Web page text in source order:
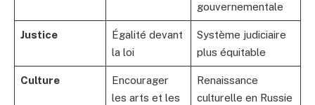
gouvernementale
Justice
Égalité devant
la loi
Système judiciaire
plus équitable
Culture
Encourager
les arts et les
Renaissance
culturelle en Russie